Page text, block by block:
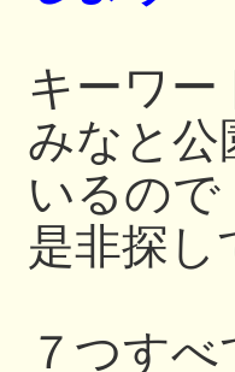
キーワ
みなと公
いるので
是非探し
７つす